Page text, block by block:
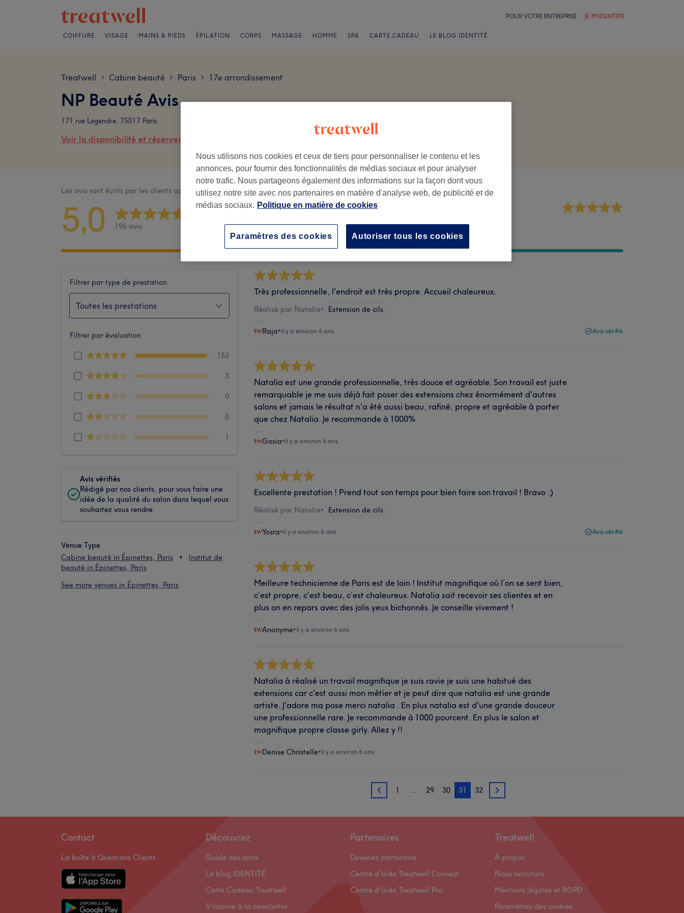
POUR VOTRE ENTREPRISE JE M'IDENTIFIE
COIFFURE VISAGE MAINS & PIEDS ÉPILATION CORPS MASSAGE HOMME SPA CARTE CADEAU LE BLOG IDENTITÉ
Treatwell > Cabine beauté > Paris > 17e arrondissement
NP Beauté Avis
171 rue Legendre, 75017 Paris
Voir la disponibilité et réserver en ligne
Les avis sont écrits par les clients après leur visite.
5,0 196 avis
Ambiance
Propreté
Filtrer par type de prestation
Toutes les prestations
Filtrer par évaluation
153
3
0
0
1
Avis vérifiés
Rédigé par nos clients, pour vous faire une
idée de la qualité du salon dans lequel vous
souhaitez vous rendre.
Venue Type
Cabine beauté in Épinettes, Paris
Institut de
beauté in Épinettes, Paris
See more venues in Épinettes, Paris
Très professionnelle, l'endroit est très propre. Accueil chaleureux.
Réalisé par Natalia• Extension de cils
Raja•il y a environ 6 ans Avis vérifié
Natalia est une grande professionnelle, très douce et agréable. Son travail est juste
remarquable je me suis déjà fait poser des extensions chez énormément d'autres
salons et jamais le résultat n'a été aussi beau, rafiné, propre et agréable à porter
que chez Natalia. Je recommande à 1000%
Gosia•il y a environ 6 ans
Excellente prestation ! Prend tout son temps pour bien faire son travail ! Bravo :)
Réalisé par Natalia• Extension de cils
Yosra•il y a environ 6 ans Avis vérifié
Meilleure technicienne de Paris est de loin ! Institut magnifique où l’on se sent bien,
c’est propre, c’est beau, c’est chaleureux. Natalia sait recevoir ses clientes et en
plus on en repars avec des jolis yeux bichonnés. Je conseille vivement !
Anonyme•il y a environ 6 ans
Natalia à réalisé un travail magnifique je suis ravie je suis une habitué des
extensions car c'est aussi mon métier et je peut dire que natalia est une grande
artiste. J'adore ma pose merci natalia . En plus natalia est d'une grande douceur
une professionnelle rare. Je recommande à 1000 pourcent. En plus le salon et
magnifique propre classe girly. Allez y !!
Denise Christelle•il y a environ 6 ans
30 1 … 29 30 31 32 32
Contact
La boîte à Questions Clients
Découvrez
Guide des soins
Le blog IDENTITÉ
Carte Cadeau Treatwell
S'inscrire à la newsletter
Partenaires
Devenez partenaire
Centre d'aide Treatwell Connect
Centre d'aide Treatwell Pro
Treatwell
À propos
Nous recrutons
Mentions légales et RGPD
Paramètres des cookies
Nous utilisons nos cookies et ceux de tiers pour personnaliser le contenu et les
annonces, pour fournir des fonctionnalités de médias sociaux et pour analyser
notre trafic. Nous partageons également des informations sur la façon dont vous
utilisez notre site avec nos partenaires en matière d'analyse web, de publicité et de
médias sociaux. Politique en matière de cookies
Autoriser tous les cookies
Paramètres des cookies